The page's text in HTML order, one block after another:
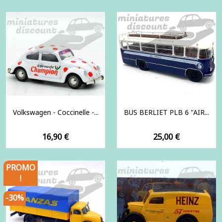
Volkswagen - Coccinelle -...
Prix
16,90 €
BUS BERLIET PLB 6 "AIR...
Prix
25,00 €
PROMO
!
-30%